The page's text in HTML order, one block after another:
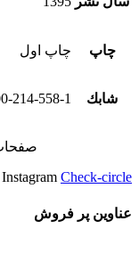
چاپ چاپ اول
شابك 214-558-1
Instagram Check-circle
عناوین پر فروش